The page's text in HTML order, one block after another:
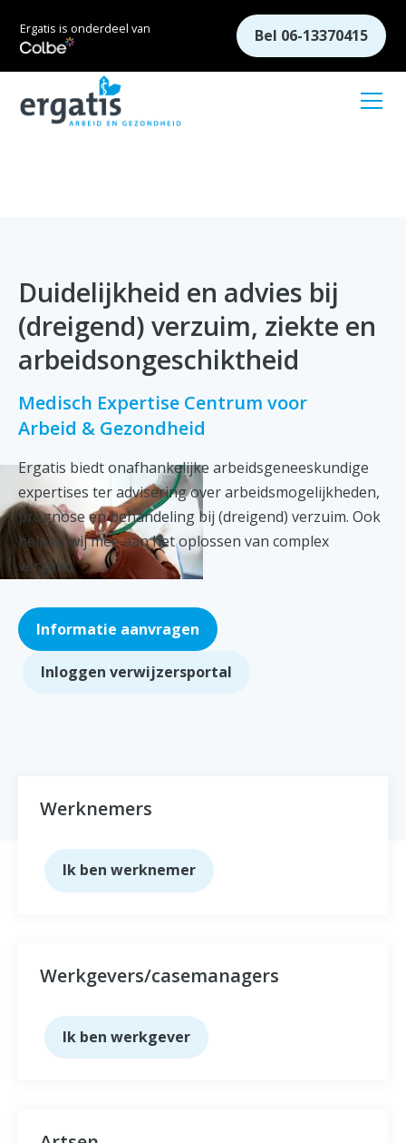
Ergatis is onderdeel van Bel 06-13370415
Duidelijkheid en advies bij
(dreigend) verzuim, ziekte en
arbeidsongeschiktheid
Medisch Expertise Centrum voor
Arbeid & Gezondheid
Ergatis biedt onafhankelijke arbeidsgeneeskundige
expertises ter advisering over arbeidsmogelijkheden,
prognose en behandeling bij (dreigend) verzuim. Ook
helpen wij mee aan het oplossen van complex
verzuim.
Informatie aanvragen
Inloggen verwijzersportal
Werknemers
Ik ben werknemer
Werkgevers/casemanagers
Ik ben werkgever